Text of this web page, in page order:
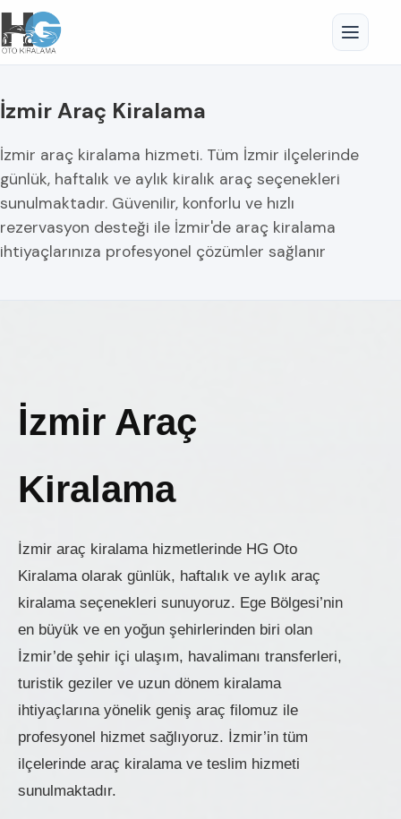
İzmir Araç Kiralama
İzmir araç kiralama hizmeti. Tüm İzmir ilçelerinde
günlük, haftalık ve aylık kiralık araç seçenekleri
sunulmaktadır. Güvenilir, konforlu ve hızlı
rezervasyon desteği ile İzmir'de araç kiralama
ihtiyaçlarınıza profesyonel çözümler sağlanır
İzmir Araç
Kiralama
İzmir araç kiralama hizmetlerinde HG Oto
Kiralama olarak günlük, haftalık ve aylık araç
kiralama seçenekleri sunuyoruz. Ege Bölgesi’nin
en büyük ve en yoğun şehirlerinden biri olan
İzmir’de şehir içi ulaşım, havalimanı transferleri,
turistik geziler ve uzun dönem kiralama
ihtiyaçlarına yönelik geniş araç filomuz ile
profesyonel hizmet sağlıyoruz. İzmir’in tüm
ilçelerinde araç kiralama ve teslim hizmeti
sunulmaktadır.